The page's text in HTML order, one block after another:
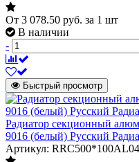
От 3 078.50 руб. за 1 шт
В наличии
-
Быстрый просмотр
Радиатор секционный
9016 (белый) Русский
Артикул: RRC500*100AL04